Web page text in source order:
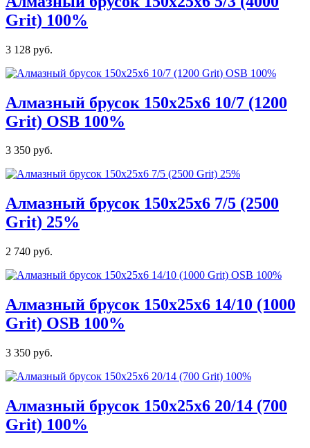
Grit) 100%
3 128 руб.
Алмазный брусок 150х25х6 10/7 (1200
Grit) OSB 100%
3 350 руб.
Алмазный брусок 150х25х6 7/5 (2500
Grit) 25%
2 740 руб.
Алмазный брусок 150х25х6 14/10 (1000
Grit) OSB 100%
3 350 руб.
Алмазный брусок 150х25х6 20/14 (700
Grit) 100%